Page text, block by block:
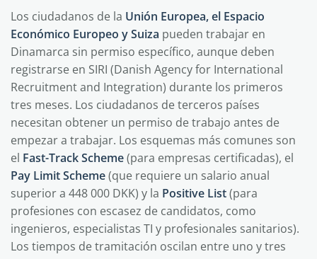
Los ciudadanos de la Unión Europea, el Espacio
Económico Europeo y Suiza pueden trabajar en
Dinamarca sin permiso específico, aunque deben
registrarse en SIRI (Danish Agency for International
Recruitment and Integration) durante los primeros
tres meses. Los ciudadanos de terceros países
necesitan obtener un permiso de trabajo antes de
empezar a trabajar. Los esquemas más comunes son
el Fast-Track Scheme(para empresas certificadas), el
Pay Limit Scheme(que requiere un salario anual
superior a 448 000 DKK) y la Positive List(para
profesiones con escasez de candidatos, como
ingenieros, especialistas TI y profesionales sanitarios).
Los tiempos de tramitación oscilan entre uno y tres